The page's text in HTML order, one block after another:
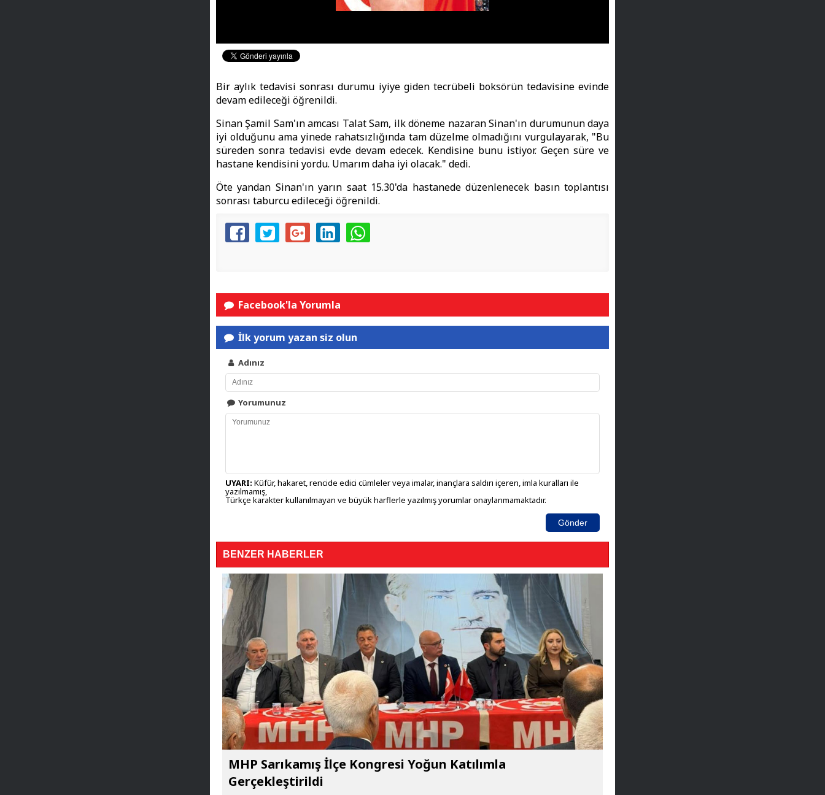
Bir aylık tedavisi sonrası durumu iyiye giden tecrübeli boksörün tedavisine evinde
devam edileceği öğrenildi.
Sinan Şamil Sam'ın amcası Talat Sam, ilk döneme nazaran Sinan'ın durumunun daya
iyi olduğunu ama yinede rahatsızlığında tam düzelme olmadığını vurgulayarak, "Bu
süreden sonra tedavisi evde devam edecek. Kendisine bunu istiyor. Geçen süre ve
hastane kendisini yordu. Umarım daha iyi olacak." dedi.
Öte yandan Sinan'ın yarın saat 15.30'da hastanede düzenlenecek basın toplantısı
sonrası taburcu edileceği öğrenildi.
Facebook'la Yorumla
İlk yorum yazan siz olun
Adınız
Yorumunuz
UYARI: Küfür, hakaret, rencide edici cümleler veya imalar, inançlara saldırı içeren, imla kuralları ile
yazılmamış,
Türkçe karakter kullanılmayan ve büyük harflerle yazılmış yorumlar onaylanmamaktadır.
Gönder
BENZER HABERLER
MHP Sarıkamış İlçe Kongresi Yoğun Katılımla
Gerçekleştirildi